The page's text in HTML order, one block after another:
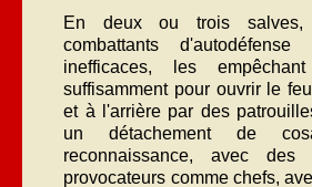
En deux ou trois
combattants
inefficaces, les
suffisamment pour ouvrir le
et à l'arrière par des
un détachement de
reconnaissance, avec
provocateurs comme chefs,